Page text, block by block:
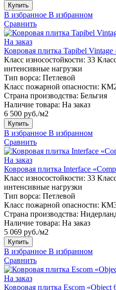
Купить
В избранное В избранном
Сравнить
На заказ
Ковровая плитка Tapibel Vintage
Класс износостойкости: 33
интенсивные нагрузки
Тип ворса: Петлевой
Класс пожарной опасности:
Страна производства: Бельгия
Наличие товара: На заказ
6 500 руб./м2
Купить
В избранное В избранном
Сравнить
На заказ
Ковровая плитка Interface
Класс износостойкости: 33
интенсивные нагрузки
Тип ворса: Петлевой
Класс пожарной опасности:
Страна производства:
Наличие товара: На заказ
5 069 руб./м2
Купить
В избранное В избранном
Сравнить
На заказ
Ковровая плитка Escom «Object